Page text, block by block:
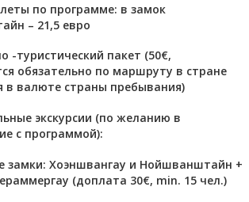
по программе: в замок
– 21,5 евро
-туристический пакет (50€,
обязательно по маршруту в стране
в валюте страны пребывания)
экскурсии (по желанию в
с программой):
замки: Хоэншвангау и Нойшванштайн +
(доплата 30€, min. 15 чел.)